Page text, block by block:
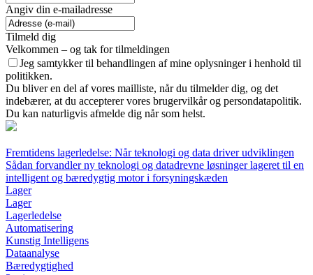
Angiv din e-mailadresse
Tilmeld dig
Velkommen – og tak for tilmeldingen
Jeg samtykker til behandlingen af mine oplysninger i henhold til
politikken.
Du bliver en del af vores mailliste, når du tilmelder dig, og det
indebærer, at du accepterer vores brugervilkår og persondatapolitik.
Du kan naturligvis afmelde dig når som helst.
Fremtidens lagerledelse: Når teknologi og data driver udviklingen
Sådan forvandler ny teknologi og datadrevne løsninger lageret til en
intelligent og bæredygtig motor i forsyningskæden
Lager
Lager
Lagerledelse
Automatisering
Kunstig Intelligens
Dataanalyse
Bæredygtighed